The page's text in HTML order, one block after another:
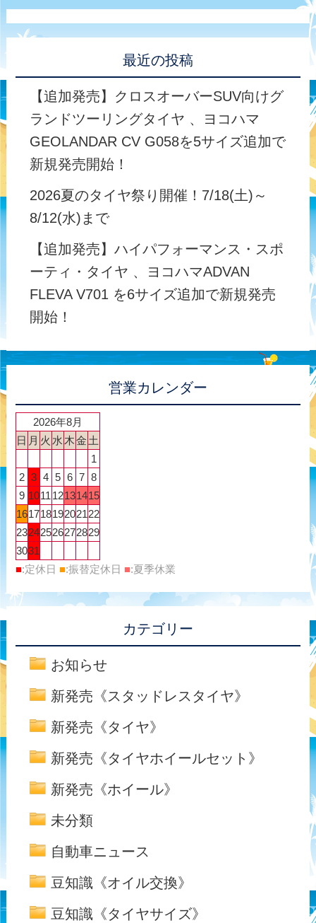
最近の投稿
【追加発売】クロスオーバーSUV向けグ
ランドツーリングタイヤ 、ヨコハマ
GEOLANDAR CV G058を5サイズ追加で
新規発売開始！
2026夏のタイヤ祭り開催！7/18(土)～
8/12(水)まで
【追加発売】ハイパフォーマンス・スポ
ーティ・タイヤ 、ヨコハマADVAN
FLEVA V701 を6サイズ追加で新規発売
開始！
営業カレンダー
2026年8月
日 月 火 水木金土
1
2 3 4 5 6 7 8
9 101112131415
16171819202122
23242526272829
3031
■:定休日 ■:振替定休日 ■:夏季休業
カテゴリー
お知らせ
新発売《スタッドレスタイヤ》
新発売《タイヤ》
新発売《タイヤホイールセット》
新発売《ホイール》
未分類
自動車ニュース
豆知識《オイル交換》
豆知識《タイヤサイズ》